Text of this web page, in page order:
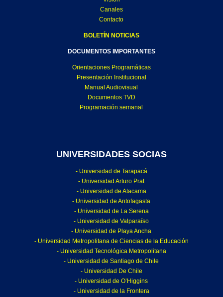
Canales
Contacto
BOLETÍN NOTICIAS
DOCUMENTOS IMPORTANTES
Orientaciones Programáticas
Presentación Institucional
Manual Audiovisual
Documentos TVD
Programación semanal
UNIVERSIDADES SOCIAS
- Universidad de Tarapacá
- Universidad Arturo Prat
- Universidad de Atacama
- Universidad de Antofagasta
- Universidad de La Serena
- Universidad de Valparaíso
- Universidad de Playa Ancha
- Universidad Metropolitana de Ciencias de la Educación
- Universidad Tecnológica Metropolitana
- Universidad de Santiago de Chile
- Universidad De Chile
- Universidad de O’Higgins
- Universidad de la Frontera